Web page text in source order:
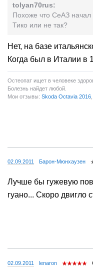
tolyan70rus:
Похоже что СеАЗ начал
Тико или не так?
Нет, на базе
Когда был в Италии в
Остеопат ищет в человеке
Болезнь найдет любой.
Мои отзывы: Skoda Octavia 2016
02.09.2011 Барон-Мюнхаузен
Лучше бы гужевую
гуано... Скоро двигло
02.09.2011 lenaron